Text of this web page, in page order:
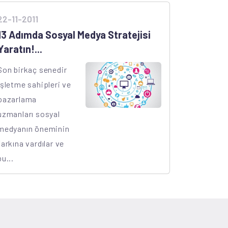
11-2011
Adımda Sosyal Medya Stratejisi
birkaç senedir
sahipleri ve
sosyal
öneminin
vardılar ve